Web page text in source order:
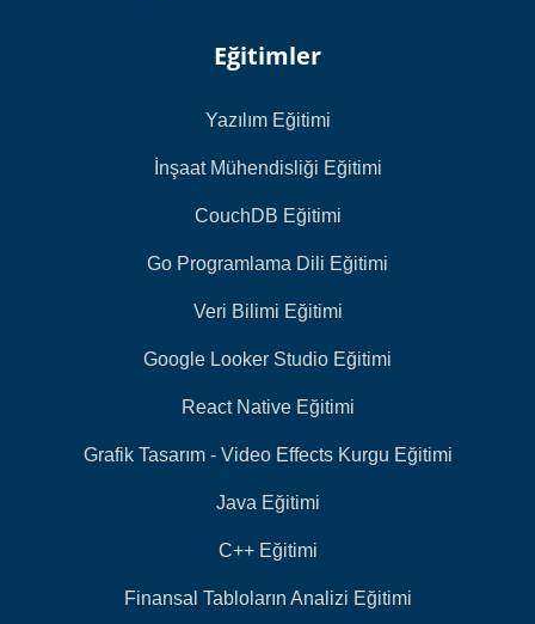
Eğitimler
Yazılım Eğitimi
İnşaat Mühendisliği Eğitimi
CouchDB Eğitimi
Go Programlama Dili Eğitimi
Veri Bilimi Eğitimi
Google Looker Studio Eğitimi
React Native Eğitimi
Grafik Tasarım - Video Effects Kurgu Eğitimi
Java Eğitimi
C++ Eğitimi
Finansal Tabloların Analizi Eğitimi